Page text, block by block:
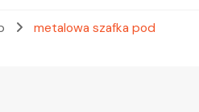
metalowa szafka pod